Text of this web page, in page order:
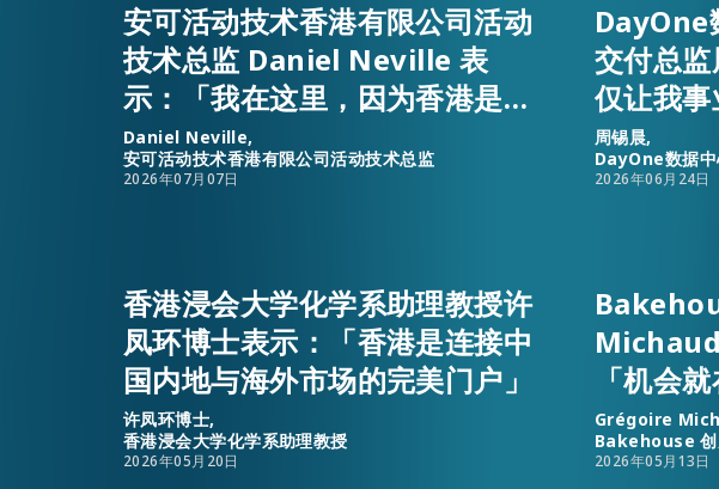
安可活动技术香港有限公司活动
技术总监 Daniel Neville 表
示：「我在这里，因为香港是全
球人才、资源与事业发展机遇的
汇聚之地。」
Daniel Neville,
安可活动技术香港有限公司活动技术总监
2026年07月07日
DayOne
交付总
仅让我
家人提供
周锡晨,
DayOne数据中
2026年06月24日
香港浸会大学化学系助理教授许
凤环博士表示：「香港是连接中
国内地与海外市场的完美门户」
许凤环博士,
香港浸会大学化学系助理教授
2026年05月20日
Michaud
「机会
Grégoire
Bakehouse 创
2026年05月13日